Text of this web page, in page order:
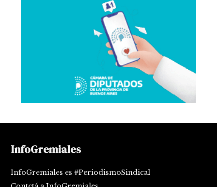
InfoGremiales
InfoGremiales es #PeriodismoSindical